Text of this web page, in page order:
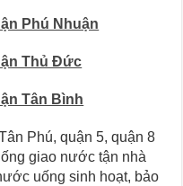
Phú Nhuận
Thủ Đức
Tân Bình
Phú, quận 5, quận 8
giao nước tận nhà
uống sinh hoạt, bảo